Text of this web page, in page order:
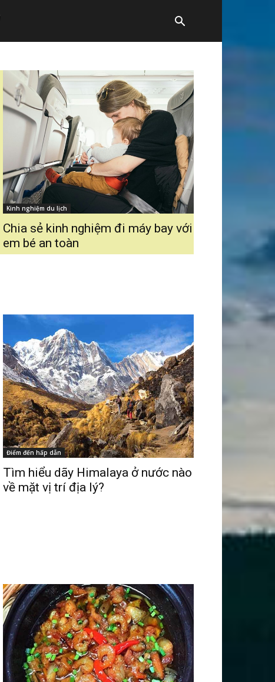
Kinh nghiệm du lịch
Chia sẻ kinh nghiệm đi máy bay với
em bé an toàn
Điểm đến hấp dẫn
Tìm hiểu dãy Himalaya ở nước nào
về mặt vị trí địa lý?